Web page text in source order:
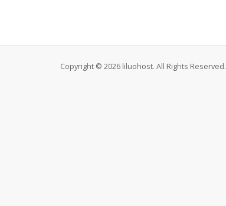
Copyright © 2026 liluohost. All Rights Reserved.